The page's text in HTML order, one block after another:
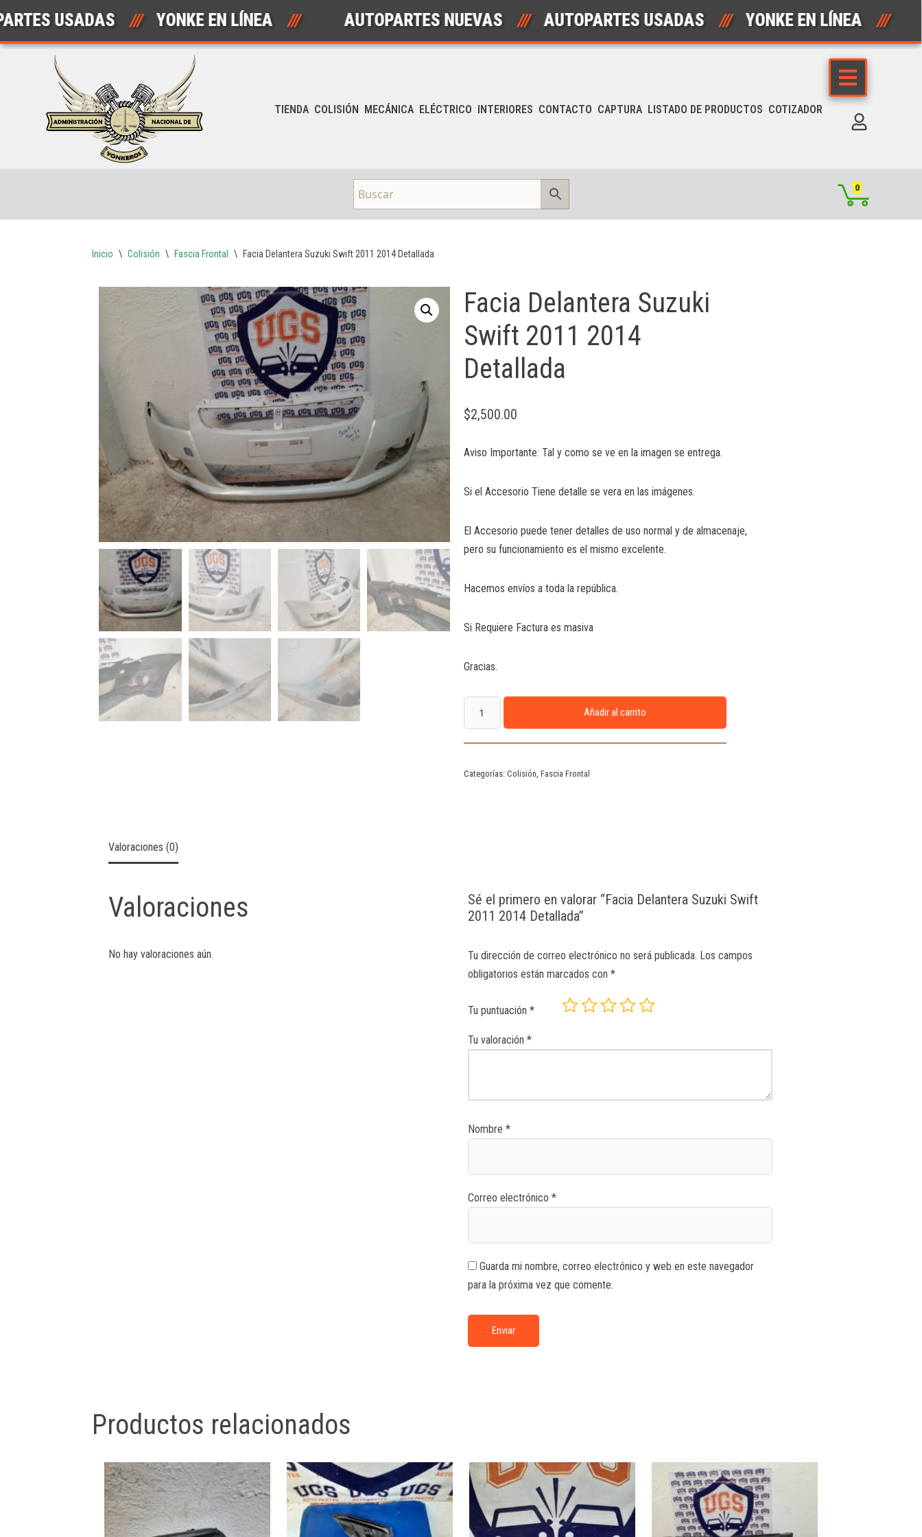
Saltar
USADAS /// YONKE EN LÍNEA /// AUTOPARTES NUEVAS /// AUTOPARTES USADAS /// YONKE EN LÍNEA ///
TIENDA COLISIÓN MECÁNICA ELÉCTRICO INTERIORES CONTACTO CAPTURA LISTADO DE PRODUCTOS COTIZADOR
0
Inicio \ Colisión \ Fascia Frontal \ Facia Delantera Suzuki Swift 2011 2014 Detallada
Facia Delantera Suzuki
Swift 2011 2014
Detallada
$2,500.00
Aviso Importante: Tal y como se ve en la imagen se entrega.
Si el Accesorio Tiene detalle se vera en las imágenes.
El Accesorio puede tener detalles de uso normal y de almacenaje,
pero su funcionamiento es el mismo excelente.
Hacemos envíos a toda la república.
Si Requiere Factura es masiva
Gracias.
Añadir al carrito
Categorías: Colisión Fascia Frontal
Valoraciones (0)
Valoraciones
No hay valoraciones aún.
Sé el primero en valorar “Facia Delantera Suzuki Swift
2011 2014 Detallada”
Tu dirección de correo electrónico no será publicada. Los campos
obligatorios están marcados con*
Tu puntuación*
Tu valoración*
Nombre*
Correo electrónico*
Guarda mi nombre, correo electrónico y web en este navegador
para la próxima vez que comente.
Productos relacionados